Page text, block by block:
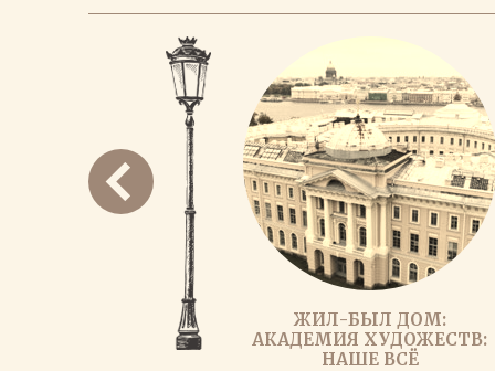
ЖИЛ-БЫЛ ДОМ:
АКАДЕМИЯ ХУДОЖЕСТВ:
НАШЕ ВСЁ